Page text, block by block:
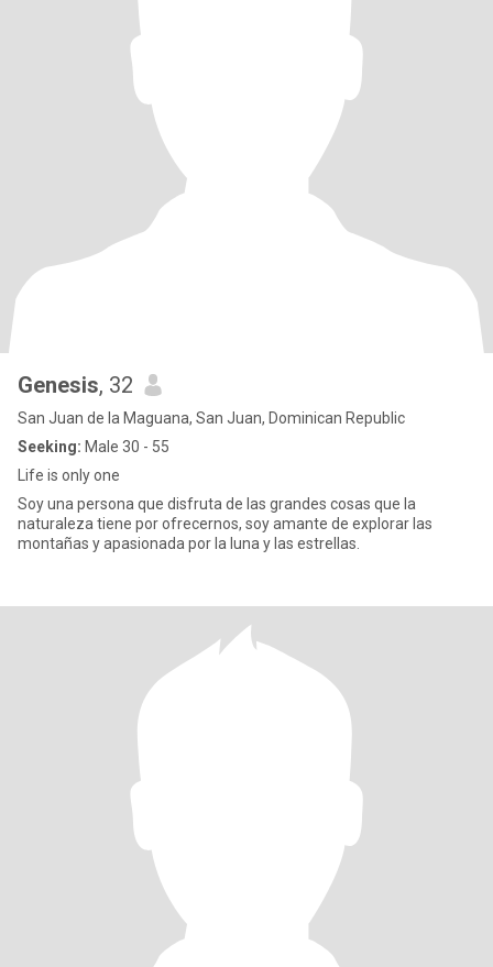
Genesis, 32
San Juan de la Maguana, San Juan, Dominican Republic
Seeking: Male 30 - 55
Life is only one
Soy una persona que disfruta de las grandes cosas que la
naturaleza tiene por ofrecernos, soy amante de explorar las
montañas y apasionada por la luna y las estrellas.